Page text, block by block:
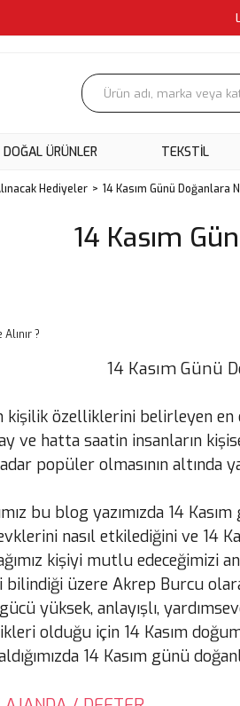
DOĞAL ÜRÜNLER TEKSTİL
Hediyeler 14 Kasım Günü Doğanlara
14 Kasım
14 Kasım Günü
kişilik özelliklerini belirleyen
ve hatta saatin insanların
popüler olmasının
bu blog yazımızda 14
nasıl etkilediğini ve 14
kişiyi mutlu edeceğimizi
bilindiği üzere Akrep Burcu
yüksek, anlayışlı,
olduğu için 14 Kasım
14 Kasım günü